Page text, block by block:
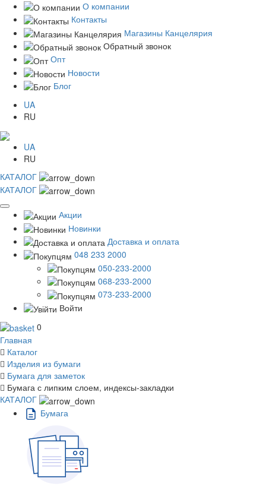
О компании
Контакты
Магазины Канцелярия
Обратный звонок
Опт
Новости
Блог
UA
RU
UA
RU
КАТАЛОГ
КАТАЛОГ
Акции
Новинки
Доставка и оплата
048 233 2000
050-233-2000
068-233-2000
073-233-2000
Войти
0
Главная
Каталог
Изделия из бумаги
Бумага для заметок
Бумага с липким слоем, индексы-закладки
КАТАЛОГ
Бумага